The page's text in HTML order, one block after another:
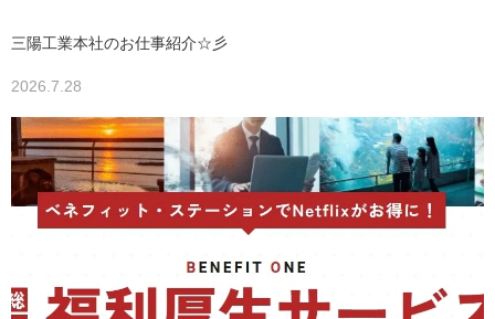
三陽工業本社のお仕事紹介☆彡
2026.7.28